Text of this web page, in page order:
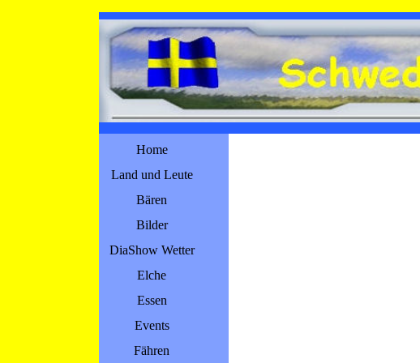
Menü überspringen
Home
Land und Leute
Bären
Bilder
DiaShow Wetter
Elche
Essen
Events
Fähren